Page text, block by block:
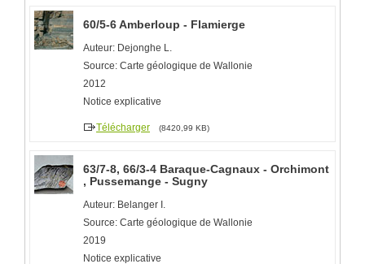
60/5-6 Amberloup - Flamierge
Auteur: Dejonghe L.
Source: Carte géologique de Wallonie
2012
Notice explicative
Télécharger (8420,99 KB)
63/7-8, 66/3-4 Baraque-Cagnaux - Orchimont
, Pussemange - Sugny
Auteur: Belanger I.
Source: Carte géologique de Wallonie
2019
Notice explicative